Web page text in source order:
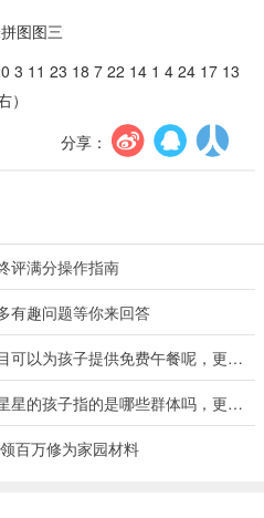
图图三
11 23 18 7 22 14 1 4 24 17 13
分享：
评满分操作指南
有趣问题等你来回答
小鸡宝宝参与下面哪个公益项目可以为孩子提供免费午餐呢，更多有趣问题等你来挑战
你知道守护星星的孩子项目中星星的孩子指的是哪些群体吗，更多有趣问题等你来发现
百万修为家园材料